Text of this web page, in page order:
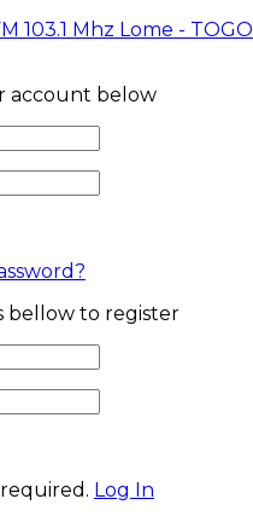
103.1 Mhz Lome - TOGO
account below
bellow to register
Log In